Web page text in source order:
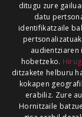
ditugu zure
datu
identifikatzaile
audientziaren
hobetzeko.
ditzakete helburu
kokapen
erabiliz. Zure
Hornitzaile